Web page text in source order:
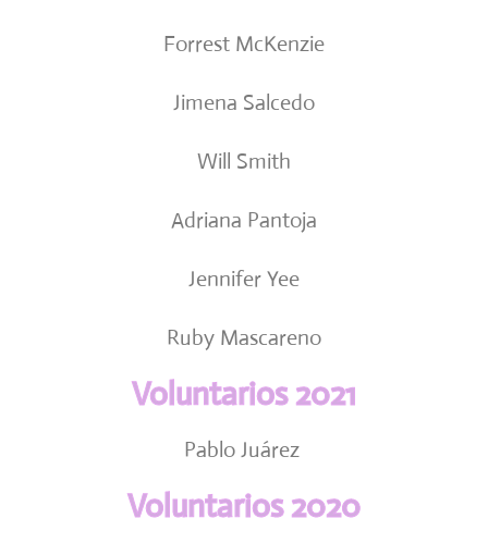
Forrest McKenzie
Jimena Salcedo
Will Smith
Adriana Pantoja
Jennifer Yee
Ruby Mascareno
Voluntarios 2021
Pablo Juárez
Voluntarios 2020